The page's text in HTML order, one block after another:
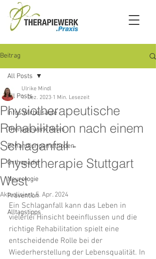
Beitrag
All Posts
Infos Wirbelsäule
Therapiewerk News
Behandlungsmethoden
Orthopädie
Neurologie
Prävention
Alltagstipps
All Posts
Physiotherapeutische
Rehabilitation nach einem
Schlaganfall -
Physiotherapie Stuttgart
West
Ulrike Mindl
1. Dez. 2023 1 Min. Lesezeit
Aktualisiert:5. Apr. 2024
Ein Schlaganfall kann das Leben in
vielerlei Hinsicht beeinflussen und die
richtige Rehabilitation spielt eine
entscheidende Rolle bei der
Wiederherstellung der Lebensqualität. In